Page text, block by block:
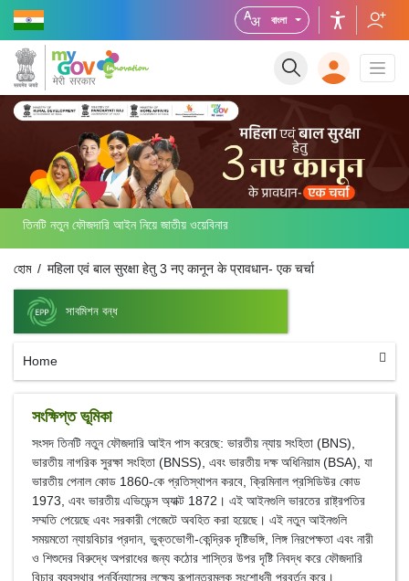
বাংলা
তিনটি নতুন ফৌজদারি আইন নিয়ে জাতীয় ওয়েবিনার
হোম महिला एवं बाल सुरक्षा हेतु 3 नए कानून के प्रावधान- एक चर्चा
সাবমিশন বন্ধ
Home
সংক্ষিপ্ত ভূমিকা
সংসদ তিনটি নতুন ফৌজদারি আইন পাস করেছে: ভারতীয় ন্যায় সংহিতা (BNS),
ভারতীয় নাগরিক সুরক্ষা সংহিতা (BNSS), এবং ভারতীয় দক্ষ অধিনিয়াম (BSA), যা
ভারতীয় পেনাল কোড 1860-কে প্রতিস্থাপন করবে, ক্রিমিনাল প্রসিডিউর কোড
1973, এবং ভারতীয় এভিডেন্স অ্যাক্ট 1872। এই আইনগুলি ভারতের রাষ্ট্রপতির
সম্মতি পেয়েছে এবং সরকারী গেজেটে অবহিত করা হয়েছে। এই নতুন আইনগুলি
সময়মতো ন্যায়বিচার প্রদান, ভুক্তভোগী-কেন্দ্রিক দৃষ্টিভঙ্গি, লিঙ্গ নিরপেক্ষতা এবং নারী
ও শিশুদের বিরুদ্ধে অপরাধের জন্য কঠোর শাস্তির উপর দৃষ্টি নিবদ্ধ করে ফৌজদারি
বিচার ব্যবস্থার পুনর্বিন্যাসের লক্ষ্যে রূপান্তরমূলক সংশোধনী প্রবর্তন করে।